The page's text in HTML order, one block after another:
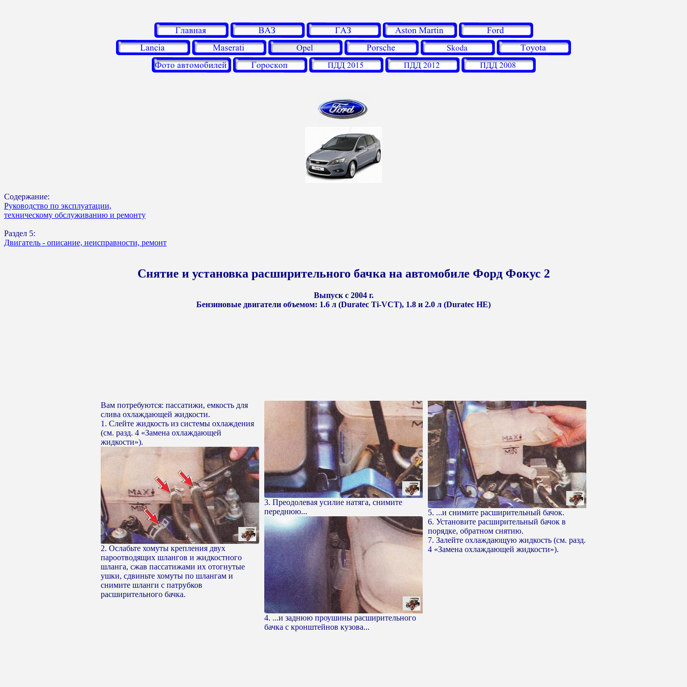
Содержание:
Руководство по эксплуатации,
техническому обслуживанию и ремонту
Раздел 5:
Двигатель - описание, неисправности, ремонт
Снятие и установка расширительного бачка на автомобиле Форд Фокус 2
Выпуск с 2004 г.
Бензиновые двигатели объемом: 1.6 л (Duratec Ti-VCT), 1.8 и 2.0 л (Duratec HE)
Вам потребуются: пассатижи, емкость для
слива охлаждающей жидкости.
1. Слейте жидкость из системы охлаждения
(см. разд. 4 «Замена охлаждающей
жидкости»).
2. Ослабьте хомуты крепления двух
пароотводящих шлангов и жидкостного
шланга, сжав пассатижами их отогнутые
ушки, сдвиньте хомуты по шлангам и
снимите шланги с патрубков
расширительного бачка.
3. Преодолевая усилие натяга, снимите
переднюю...
4. ...и заднюю проушины расширительного
бачка с кронштейнов кузова...
5. ...и снимите расширительный бачок.
6. Установите расширительный бачок в
порядке, обратном снятию.
7. Залейте охлаждающую жидкость (см. разд.
4 «Замена охлаждающей жидкости»).